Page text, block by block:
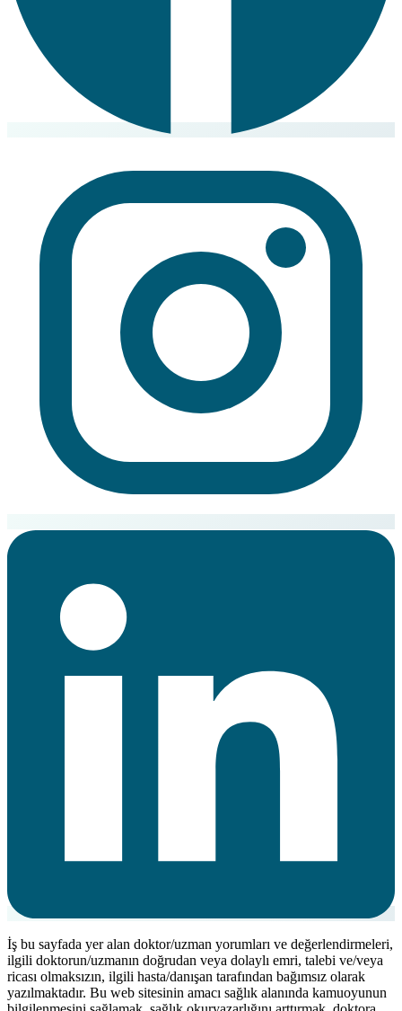
İş bu sayfada yer alan doktor/uzman yorumları ve değerlendirmeleri,
ilgili doktorun/uzmanın doğrudan veya dolaylı emri, talebi ve/veya
ricası olmaksızın, ilgili hasta/danışan tarafından bağımsız olarak
yazılmaktadır. Bu web sitesinin amacı sağlık alanında kamuoyunun